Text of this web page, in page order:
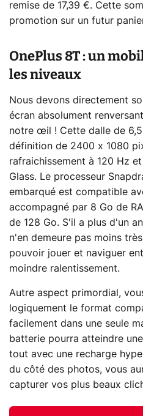
remise de 17,39 €. Cette
promotion sur un futur
OnePlus 8T : un
les niveaux
Nous devons directement
écran absolument
notre œil ! Cette dalle de
définition de 2400 x 1080
rafraichissement à 120 Hz
Glass. Le processeur
embarqué est compatible
accompagné par 8 Go de
de 128 Go. S'il a plus d'un
n'en demeure pas moins
pouvoir jouer et naviguer
moindre ralentissement.
Autre aspect primordial,
logiquement le format
facilement dans une seule
batterie pourra atteindre
tout avec une recharge
du côté des photos, vous
capturer vos plus beaux